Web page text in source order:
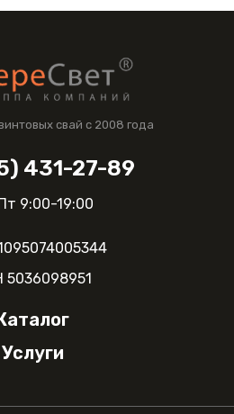
свай с 2008 года
431-27-89
9:00-19:00
5036098951
и доставка
сваи 57мм
сваи 89мм
Услуги